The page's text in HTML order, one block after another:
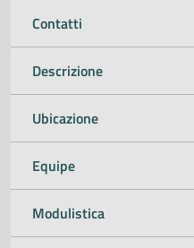
Contatti
Descrizione
Ubicazione
Equipe
Modulistica